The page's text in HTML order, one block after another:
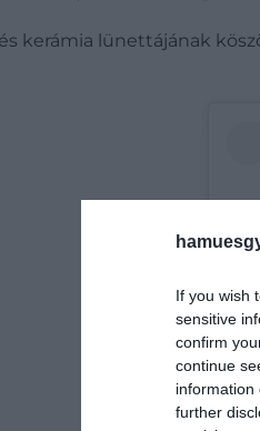
If you wish
sensitive
confirm
continue
information
further
kerámia lünettájának